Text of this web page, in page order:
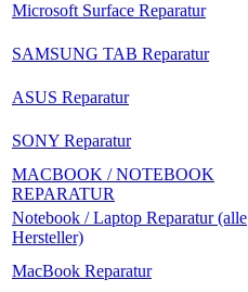
Microsoft Surface Reparatur
SAMSUNG TAB Reparatur
ASUS Reparatur
SONY Reparatur
MACBOOK / NOTEBOOK
REPARATUR
Notebook / Laptop Reparatur (alle
Hersteller)
MacBook Reparatur